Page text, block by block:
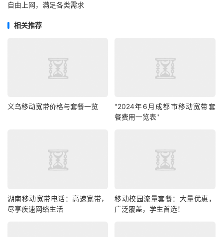
自由上网，满足各类需求
相关推荐
义乌移动宽带价格与套餐一览
"2024年6月成都市移动宽带套
餐费用一览表"
湖南移动宽带电话：高速宽带，
尽享疾速网络生活
移动校园流量套餐：大量优惠，
广泛覆盖，学生首选！